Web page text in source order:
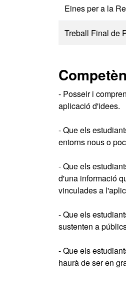
Eines per a la
Treball Final de
- Posseir i
aplicació d'idees.
- Que els
entorns nous o
- Que els
d'una informació
vinculades a
- Que els
sustenten a
- Que els
haurà de ser en